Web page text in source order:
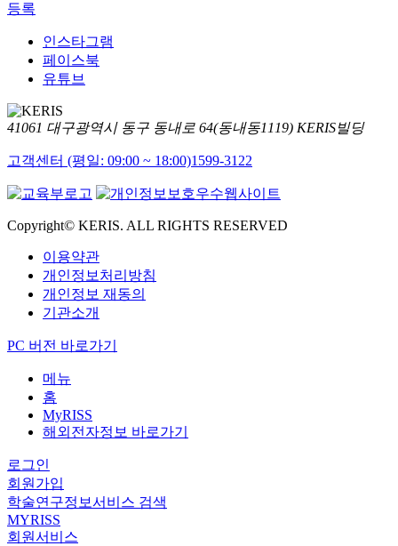
등록
인스타그램
페이스북
유튜브
41061 대구광역시 동구 동내로 64(동내동1119) KERIS빌딩
고객센터 (평일: 09:00 ~ 18:00)1599-3122
Copyright© KERIS. ALL RIGHTS RESERVED
이용약관
개인정보처리방침
개인정보 재동의
기관소개
PC 버전 바로가기
메뉴
홈
MyRISS
해외전자정보 바로가기
로그인
회원가입
학술연구정보서비스 검색
MYRISS
회원서비스